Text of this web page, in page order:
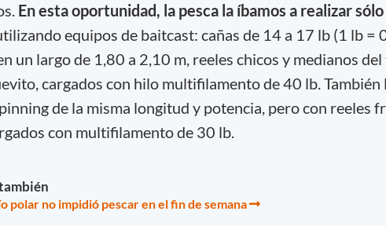
En esta oportunidad, la pesca la íbamos a realizar
equipos de baitcast: cañas de 14 a 17 lb (1 lb =
un largo de 1,80 a 2,10 m, reeles chicos y medianos
cargados con hilo multifilamento de 40 lb. También
de la misma longitud y potencia, pero con reeles
con multifilamento de 30 lb.
polar no impidió pescar en el fin de semana